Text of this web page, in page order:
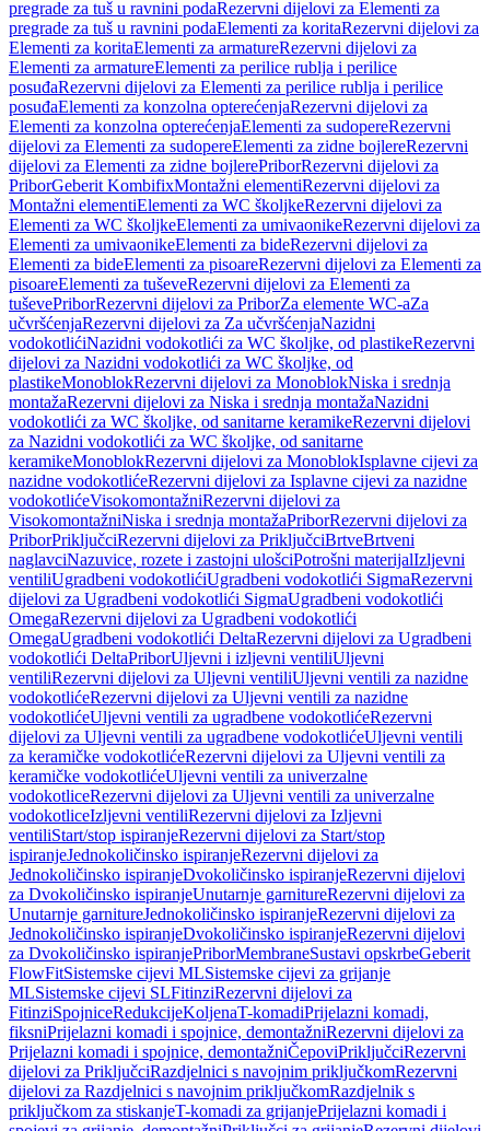
pregrade za tuš u ravnini podaRezervni dijelovi za Elementi za
pregrade za tuš u ravnini podaElementi za koritaRezervni dijelovi za
Elementi za koritaElementi za armatureRezervni dijelovi za
Elementi za armatureElementi za perilice rublja i perilice
posuđaRezervni dijelovi za Elementi za perilice rublja i perilice
posuđaElementi za konzolna opterećenjaRezervni dijelovi za
Elementi za konzolna opterećenjaElementi za sudopereRezervni
dijelovi za Elementi za sudopereElementi za zidne bojlereRezervni
dijelovi za Elementi za zidne bojlerePriborRezervni dijelovi za
PriborGeberit KombifixMontažni elementiRezervni dijelovi za
Montažni elementiElementi za WC školjkeRezervni dijelovi za
Elementi za WC školjkeElementi za umivaonikeRezervni dijelovi za
Elementi za umivaonikeElementi za bideRezervni dijelovi za
Elementi za bideElementi za pisoareRezervni dijelovi za Elementi za
pisoareElementi za tuševeRezervni dijelovi za Elementi za
tuševePriborRezervni dijelovi za PriborZa elemente WC-aZa
učvršćenjaRezervni dijelovi za Za učvršćenjaNazidni
vodokotlićiNazidni vodokotlići za WC školjke, od plastikeRezervni
dijelovi za Nazidni vodokotlići za WC školjke, od
plastikeMonoblokRezervni dijelovi za MonoblokNiska i srednja
montažaRezervni dijelovi za Niska i srednja montažaNazidni
vodokotlići za WC školjke, od sanitarne keramikeRezervni dijelovi
za Nazidni vodokotlići za WC školjke, od sanitarne
keramikeMonoblokRezervni dijelovi za MonoblokIsplavne cijevi za
nazidne vodokotlićeRezervni dijelovi za Isplavne cijevi za nazidne
vodokotlićeVisokomontažniRezervni dijelovi za
VisokomontažniNiska i srednja montažaPriborRezervni dijelovi za
PriborPriključciRezervni dijelovi za PriključciBrtveBrtveni
naglavciNazuvice, rozete i zastojni ulošciPotrošni materijalIzljevni
ventiliUgradbeni vodokotlićiUgradbeni vodokotlići SigmaRezervni
dijelovi za Ugradbeni vodokotlići SigmaUgradbeni vodokotlići
OmegaRezervni dijelovi za Ugradbeni vodokotlići
OmegaUgradbeni vodokotlići DeltaRezervni dijelovi za Ugradbeni
vodokotlići DeltaPriborUljevni i izljevni ventiliUljevni
ventiliRezervni dijelovi za Uljevni ventiliUljevni ventili za nazidne
vodokotlićeRezervni dijelovi za Uljevni ventili za nazidne
vodokotlićeUljevni ventili za ugradbene vodokotlićeRezervni
dijelovi za Uljevni ventili za ugradbene vodokotlićeUljevni ventili
za keramičke vodokotlićeRezervni dijelovi za Uljevni ventili za
keramičke vodokotlićeUljevni ventili za univerzalne
vodokotliceRezervni dijelovi za Uljevni ventili za univerzalne
vodokotliceIzljevni ventiliRezervni dijelovi za Izljevni
ventiliStart/stop ispiranjeRezervni dijelovi za Start/stop
ispiranjeJednokoličinsko ispiranjeRezervni dijelovi za
Jednokoličinsko ispiranjeDvokoličinsko ispiranjeRezervni dijelovi
za Dvokoličinsko ispiranjeUnutarnje garnitureRezervni dijelovi za
Unutarnje garnitureJednokoličinsko ispiranjeRezervni dijelovi za
Jednokoličinsko ispiranjeDvokoličinsko ispiranjeRezervni dijelovi
za Dvokoličinsko ispiranjePriborMembraneSustavi opskrbeGeberit
FlowFitSistemske cijevi MLSistemske cijevi za grijanje
MLSistemske cijevi SLFitinziRezervni dijelovi za
FitinziSpojniceRedukcijeKoljenaT-komadiPrijelazni komadi,
fiksniPrijelazni komadi i spojnice, demontažniRezervni dijelovi za
Prijelazni komadi i spojnice, demontažniČepoviPriključciRezervni
dijelovi za PriključciRazdjelnici s navojnim priključkomRezervni
dijelovi za Razdjelnici s navojnim priključkomRazdjelnik s
priključkom za stiskanjeT-komadi za grijanjePrijelazni komadi i